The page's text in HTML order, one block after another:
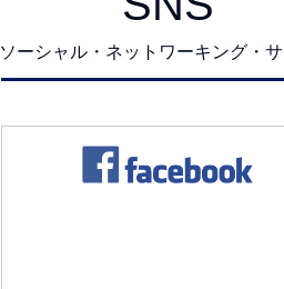
ソーシャル・ネットワーキング・